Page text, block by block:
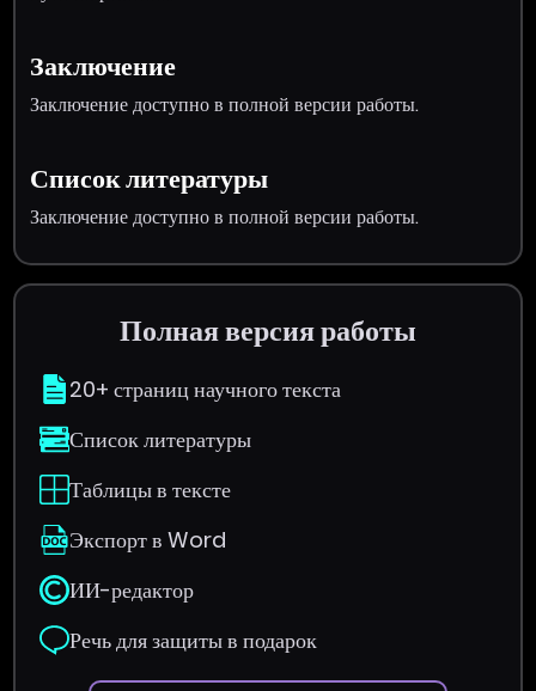
Заключение
Заключение доступно в полной версии работы.
Список литературы
Заключение доступно в полной версии работы.
Полная версия работы
20+ страниц научного текста
Список литературы
Таблицы в тексте
Экспорт в Word
ИИ-редактор
Речь для защиты в подарок